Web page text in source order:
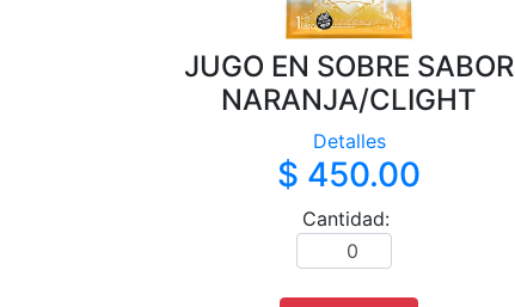
JUGO EN SOBRE SABOR
NARANJA/CLIGHT
Detalles
$ 450.00
Cantidad: